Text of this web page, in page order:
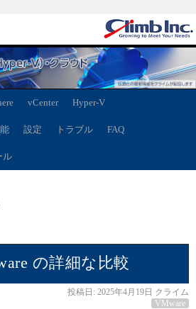
vCenter Hyper-V
設定 トラブル FAQ
ル
の詳細な比較
投稿日: 2025年4月19日 クライム
VMware